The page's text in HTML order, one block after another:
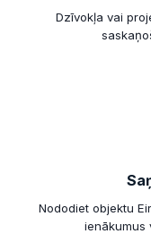
Dzīvokļa vai
Nododiet objektu
ienākumus